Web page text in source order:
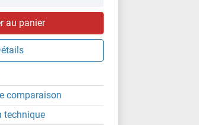
au panier
comparaison
technique